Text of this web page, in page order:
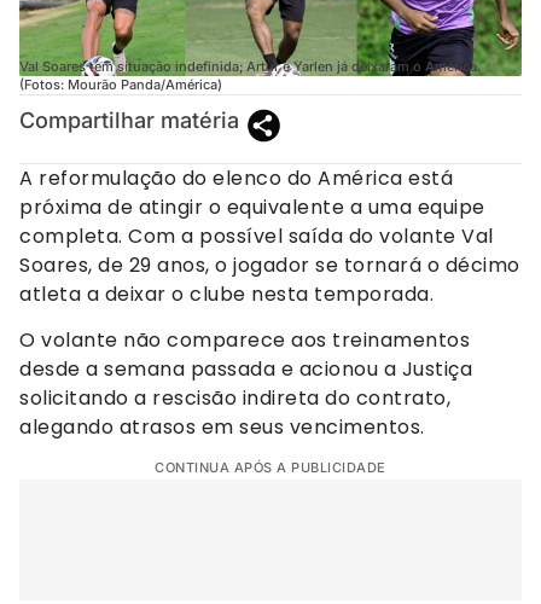
Val Soares tem situação indefinida; Artur e Yarlen já deixaram o América.
(Fotos: Mourão Panda/América)
Compartilhar matéria
A reformulação do elenco do América está
próxima de atingir o equivalente a uma equipe
completa. Com a possível saída do volante Val
Soares, de 29 anos, o jogador se tornará o décimo
atleta a deixar o clube nesta temporada.
O volante não comparece aos treinamentos
desde a semana passada e acionou a Justiça
solicitando a rescisão indireta do contrato,
alegando atrasos em seus vencimentos.
CONTINUA APÓS A PUBLICIDADE